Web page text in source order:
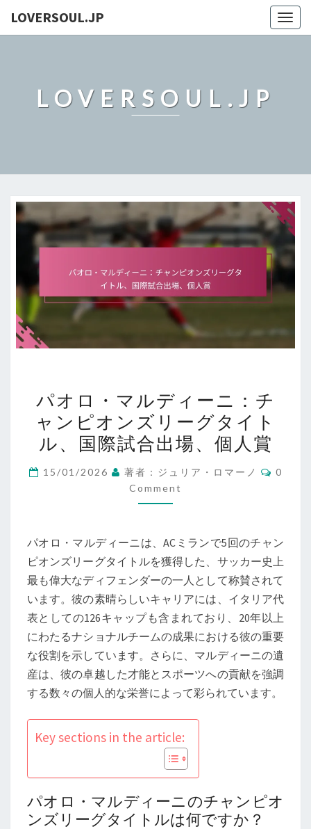
LOVERSOUL.JP
LOVERSOUL.JP
オ
ロ・
マ
デ
ィ
チ
ャ
ピ
オ
ズ
リ
ー
グ
タ
ト
ル、
国
パオロ・マルディーニ：チ
ャンピオンズリーグタイト
ル、国際試合出場、個人賞
15/01/2026 著者：ジュリア・ロマーノ
0
Comment
パオロ・マルディーニは、ACミランで5回のチャン
ピオンズリーグタイトルを獲得した、サッカー史上
最も偉大なディフェンダーの一人として称賛されて
います。彼の素晴らしいキャリアには、イタリア代
表としての126キャップも含まれており、20年以上
にわたるナショナルチームの成果における彼の重要
な役割を示しています。さらに、マルディーニの遺
産は、彼の卓越した才能とスポーツへの貢献を強調
する数々の個人的な栄誉によって彩られています。
Key sections in the article:
パオロ・マルディーニのチャンピオ
ンズリーグタイトルは何ですか？